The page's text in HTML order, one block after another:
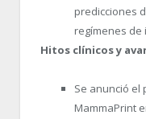
predicciones
regímenes
Hitos clínicos y
Se anunció el
MammaPrint